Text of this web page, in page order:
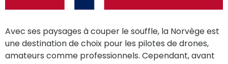
Avec ses paysages à couper le souffle, la Norvège est
une destination de choix pour les pilotes de drones,
amateurs comme professionnels. Cependant, avant